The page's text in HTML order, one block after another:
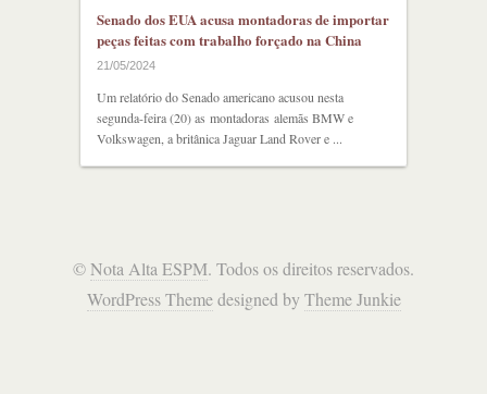
Senado dos EUA acusa montadoras de importar
peças feitas com trabalho forçado na China
21/05/2024
Um relatório do Senado americano acusou nesta
segunda-feira (20) as montadoras alemãs BMW e
Volkswagen, a britânica Jaguar Land Rover e ...
©Nota Alta ESPM. Todos os direitos reservados.
WordPress Themedesigned by Theme Junkie